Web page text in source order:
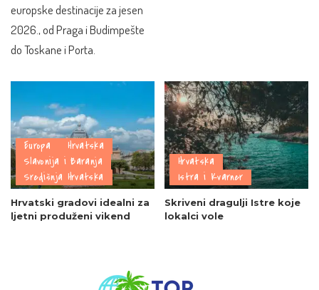
europske destinacije za jesen
2026., od Praga i Budimpešte
do Toskane i Porta.
Europa
Hrvatska
Slavonija i Baranja
Središnja Hrvatska
Hrvatski gradovi idealni za
ljetni produženi vikend
Hrvatska
Istra i Kvarner
Skriveni dragulji Istre koje
lokalci vole